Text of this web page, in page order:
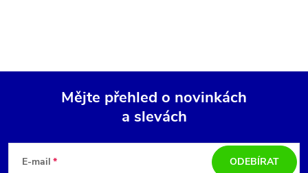
ý
Mějte přehled o novinkách
a slevách
E-mail ODEBÍRAT